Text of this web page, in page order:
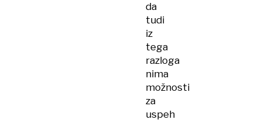
da
tudi
iz
tega
razloga
nima
možnosti
za
uspeh